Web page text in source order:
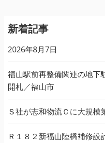
新着記事
2026年8月7日
福山駅前再整備関連の地下
開札／福山市
Ｓ社が志和物流Ｃに大規
Ｒ１８２新福山陸橋補修設